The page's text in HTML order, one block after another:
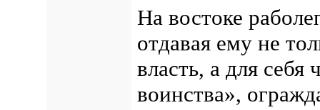
На востоке
отдавая ему не
власть, а для
воинства»,